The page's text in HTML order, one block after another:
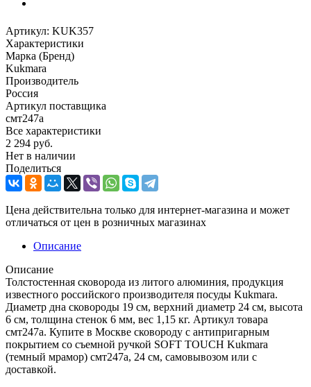
Артикул: KUK357
Характеристики
Марка (Бренд)
Kukmara
Производитель
Россия
Артикул поставщика
смт247а
Все характеристики
2 294 руб.
Нет в наличии
Поделиться
Цена действительна только для интернет-магазина и может
отличаться от цен в розничных магазинах
Описание
Описание
Толстостенная сковорода из литого алюминия, продукция
известного российского производителя посуды Kukmara.
Диаметр дна сковороды 19 см, верхний диаметр 24 см, высота
6 см, толщина стенок 6 мм, вес 1,15 кг. Артикул товара
смт247а. Купите в Москве сковороду с антипригарным
покрытием со съемной ручкой SOFT TOUCH Kukmara
(темный мрамор) смт247а, 24 см, самовывозом или с
доставкой.